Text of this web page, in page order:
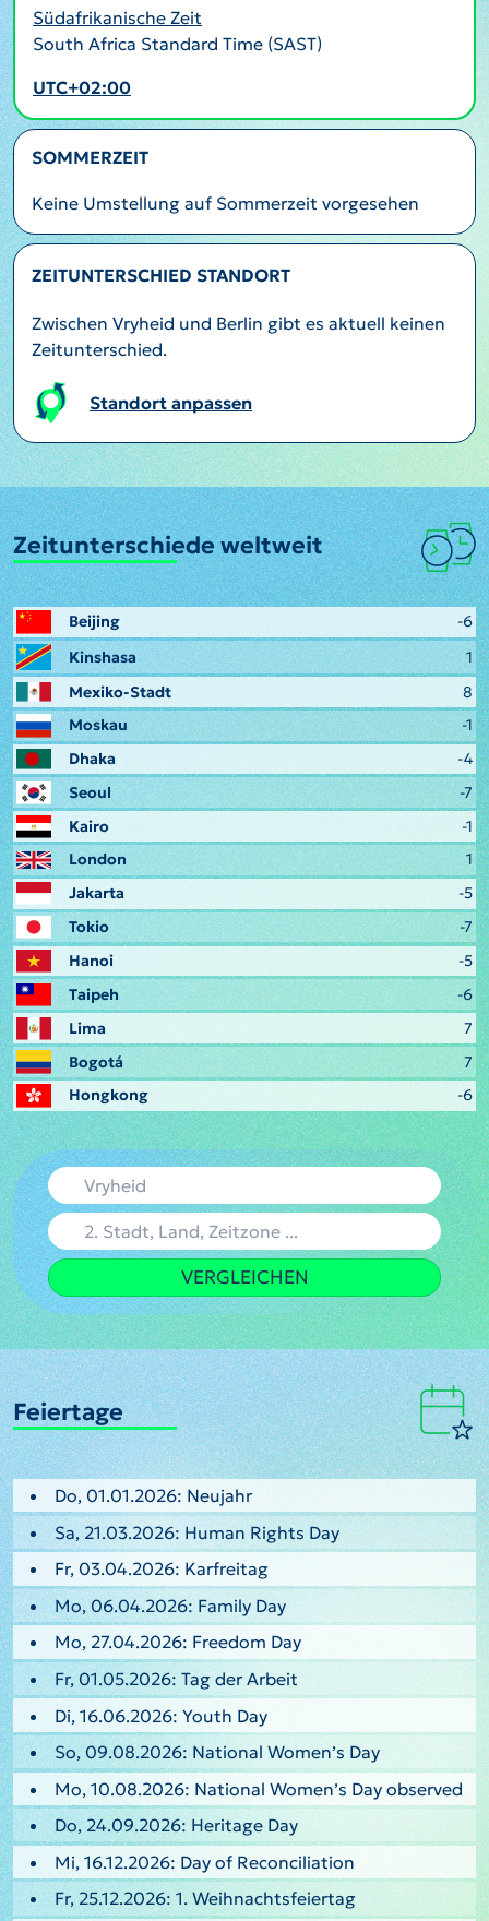
Südafrikanische Zeit
South Africa Standard Time (SAST)
UTC+02:00
SOMMERZEIT
Keine Umstellung auf Sommerzeit vorgesehen
ZEITUNTERSCHIED STANDORT
Zwischen Vryheid und Berlin gibt es aktuell keinen
Zeitunterschied.
Standort anpassen
Zeitunterschiede weltweit
Beijing
-6
Kinshasa
1
Mexiko-Stadt
8
Moskau
-1
Dhaka
-4
Seoul
-7
Kairo
-1
London
1
Jakarta
-5
Tokio
-7
Hanoi
-5
Taipeh
-6
Lima
7
Bogotá
7
Hongkong
-6
VERGLEICHEN
Feiertage
Do, 01.01.2026: Neujahr
Sa, 21.03.2026: Human Rights Day
Fr, 03.04.2026: Karfreitag
Mo, 06.04.2026: Family Day
Mo, 27.04.2026: Freedom Day
Fr, 01.05.2026: Tag der Arbeit
Di, 16.06.2026: Youth Day
So, 09.08.2026: National Women’s Day
Mo, 10.08.2026: National Women’s Day observed
Do, 24.09.2026: Heritage Day
Mi, 16.12.2026: Day of Reconciliation
Fr, 25.12.2026: 1. Weihnachtsfeiertag